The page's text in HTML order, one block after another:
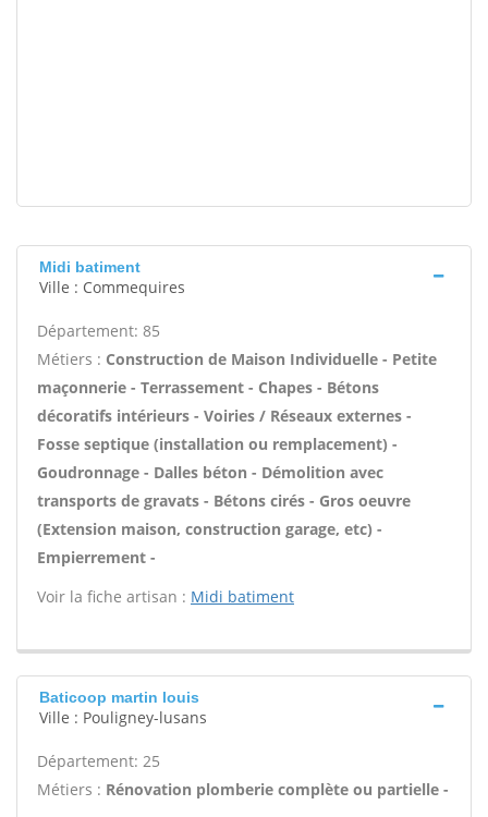
Midi batiment
Ville : Commequires
Département: 85
Métiers : Construction de Maison Individuelle - Petite
maçonnerie - Terrassement - Chapes - Bétons
décoratifs intérieurs - Voiries / Réseaux externes -
Fosse septique (installation ou remplacement) -
Goudronnage - Dalles béton - Démolition avec
transports de gravats - Bétons cirés - Gros oeuvre
(Extension maison, construction garage, etc) -
Empierrement -
Voir la fiche artisan : Midi batiment
Baticoop martin louis
Ville : Pouligney-lusans
Département: 25
Métiers : Rénovation plomberie complète ou partielle -